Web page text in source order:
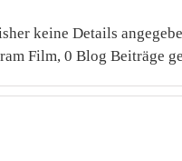
keine Details
Film, 0 Blog Beiträge